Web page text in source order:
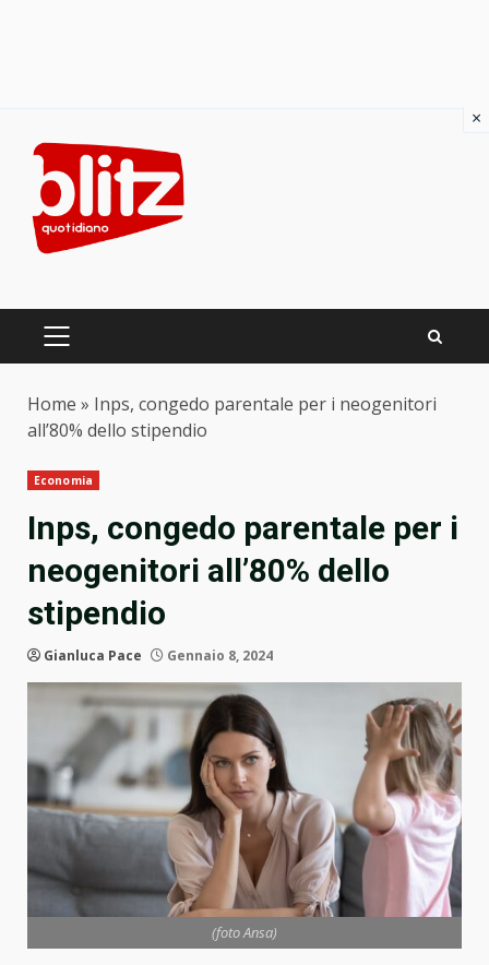
content
PRIMARY
Home » Inps, congedo parentale per i neogenitori
all’80% dello stipendio
Economia
Inps, congedo parentale per i
neogenitori all’80% dello
stipendio
Gianluca Pace Gennaio 8, 2024
(foto Ansa)
×